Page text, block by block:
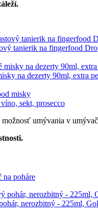
tanierik na fingerfood
na dezerty 90ml, extra
sekt, prosecco
umývania v
na poháre
nerozbitný - 225ml,